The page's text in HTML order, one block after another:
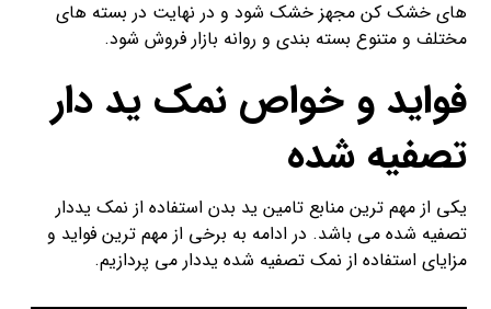
های خشک کن مجهز خشک شود و در نهایت در بسته های
مختلف و متنوع بسته بندی و روانه بازار فروش شود.
فواید و خواص نمک ید دار
تصفیه شده
یکی از مهم ترین منابع تامین ید بدن استفاده از نمک یددار
تصفیه شده می باشد. در ادامه به برخی از مهم ترین فواید و
مزایای استفاده از نمک تصفیه شده یددار می پردازیم.